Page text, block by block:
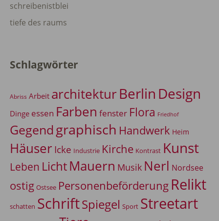
schreibenistblei
tiefe des raums
Schlagwörter
Abriss Arbeit architekturBerlin Design
Dinge essen Farben fenster Flora Friedhof
Gegendgraphisch Handwerk Heim
Häuser Icke Industrie Kirche Kontrast Kunst
Leben LichtMauern Musik Nerl Nordsee
ostig Ostsee Personenbeförderung Relikt
schatten SchriftSpiegel Sport Streetart